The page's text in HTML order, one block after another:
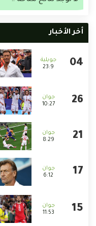
أخر الأخبار
23:9
10:27
8:29
6:12
11:53